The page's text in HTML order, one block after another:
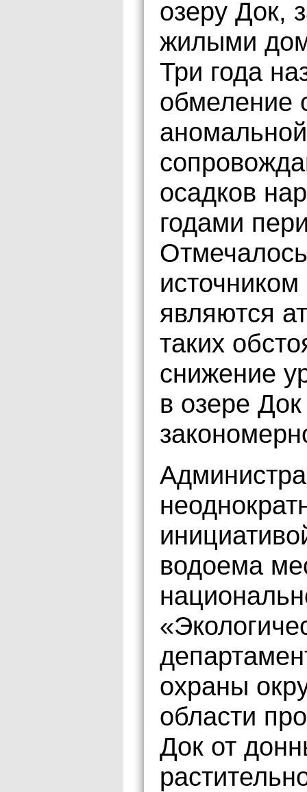
озеру Док,
жилыми
Три года
обмеление
осадков
годами
являются
таких
снижение
в озере
водоема
охраны
области
Док от